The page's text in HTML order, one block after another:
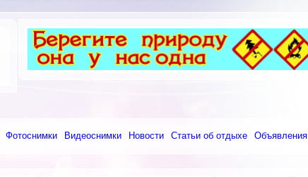
Фотоснимки Видеоснимки Новости Статьи об отдыхе Объявления